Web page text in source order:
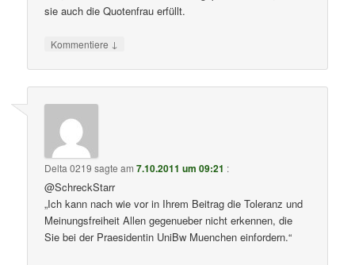
sie auch die Quotenfrau erfüllt.
Kommentiere ↓
Delta 0219 sagte am7.10.2011 um 09:21 :
@SchreckStarr
„Ich kann nach wie vor in Ihrem Beitrag die Toleranz und
Meinungsfreiheit Allen gegenueber nicht erkennen, die
Sie bei der Praesidentin UniBw Muenchen einfordern.“